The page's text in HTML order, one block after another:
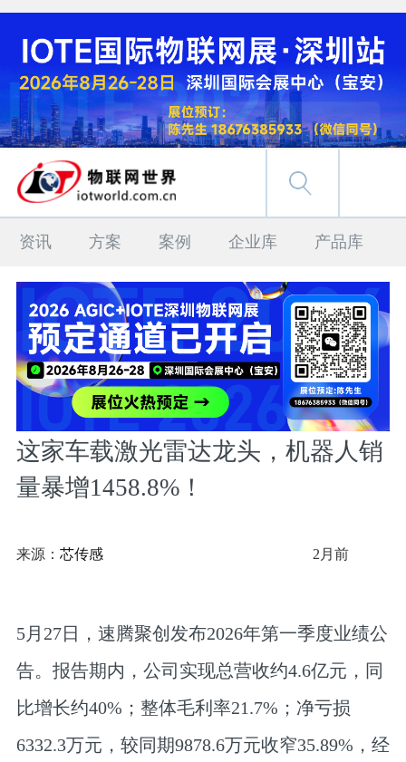
资讯 方案 案例 企业库 产品库
这家车载激光雷达龙头，机器人销
量暴增1458.8%！
来源： 芯传感 2月前
5月27日，速腾聚创发布2026年第一季度业绩公
告。报告期内，公司实现总营收约4.6亿元，同
比增长约40%；整体毛利率21.7%；净亏损
6332.3万元，较同期9878.6万元收窄35.89%，经